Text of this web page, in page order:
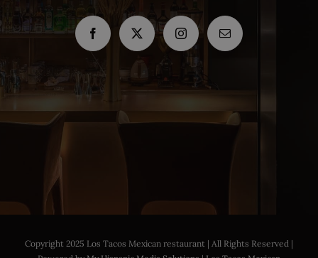
Copyright 2025 Los Tacos Mexican restaurant | All Rights Reserved |